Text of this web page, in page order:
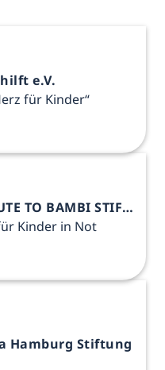
e.V.
für Kinder“
TRIBUTE TO BAMBI STIFTUNG
Kinder in Not
Hamburg Stiftung